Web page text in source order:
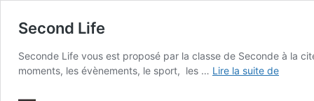
Second Life
Seconde Life vous est proposé par la classe de Seconde à la
moments, les évènements, le sport, les … Lire la suite deSecond